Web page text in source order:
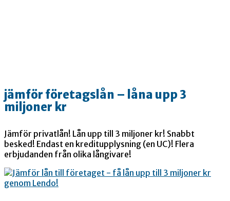
jämför företagslån – låna upp 3
miljoner kr
Jämför privatlån! Lån upp till 3 miljoner kr! Snabbt
besked! Endast en kreditupplysning (en UC)! Flera
erbjudanden från olika långivare!